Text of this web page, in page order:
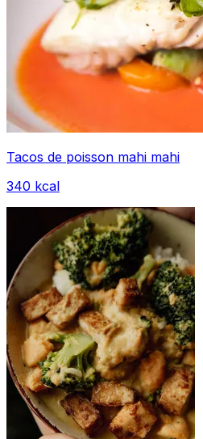
Tacos de poisson mahi mahi
340 kcal